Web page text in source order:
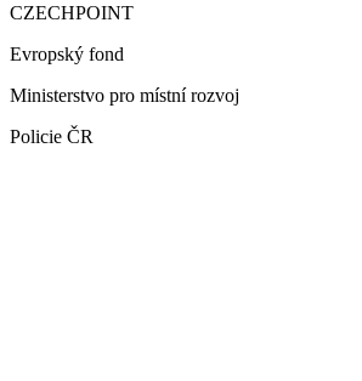
CZECHPOINT
Evropský fond
Ministerstvo pro místní rozvoj
Policie ČR